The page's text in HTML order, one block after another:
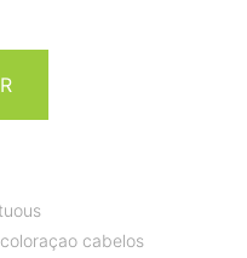
coloraçao cabelos